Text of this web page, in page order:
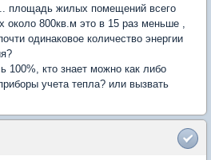
площадь жилых помещений всего
около 800кв.м это в 15 раз меньше ,
одинаковое количество энергии
100%, кто знает можно как либо
учета тепла? или вызвать